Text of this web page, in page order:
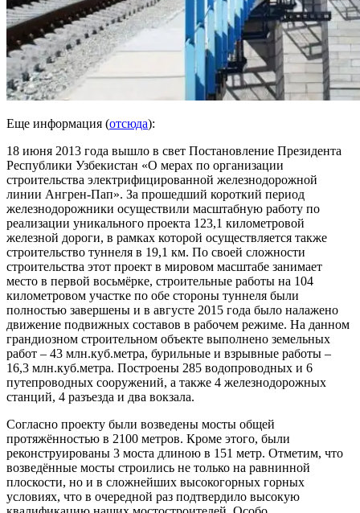
Еще информация (отсюда):
18 июня 2013 года вышло в свет Постановление Президента
Республики Узбекистан «О мерах по организации
строительства электрифицированной железнодорожной
линии Ангрен-Пап». За прошедший короткий период
железнодорожники осуществили масштабную работу по
реализации уникального проекта 123,1 километровой
железной дороги, в рамках которой осуществляется также
строительство туннеля в 19,1 км. По своей сложности
строительства этот проект в мировом масштабе занимает
место в первой восьмёрке, строительные работы на 104
километровом участке по обе стороны туннеля были
полностью завершены и в августе 2015 года было налажено
движение подвижных составов в рабочем режиме. На данном
грандиозном строительном объекте выполнено земельных
работ – 43 млн.куб.метра, бурильные и взрывные работы –
16,3 млн.куб.метра. Построены 285 водопроводных и 6
путепроводных сооружений, а также 4 железнодорожных
станций, 4 разъезда и два вокзала.
Согласно проекту были возведены мосты общей
протяжённостью в 2100 метров. Кроме этого, были
реконструированы 3 моста длиною в 151 метр. Отметим, что
возведённые мосты строились не только на равнинной
плоскости, но и в сложнейших высокогорных горных
условиях, что в очередной раз подтвердило высокую